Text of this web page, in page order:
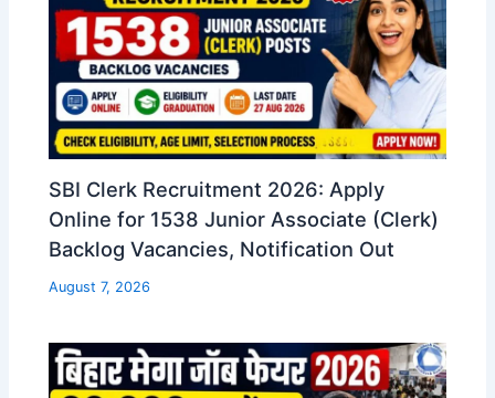
SBI Clerk Recruitment 2026: Apply
Online for 1538 Junior Associate (Clerk)
Backlog Vacancies, Notification Out
August 7, 2026